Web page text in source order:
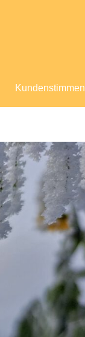
Kundenstimmen